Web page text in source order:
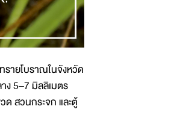
ายโบราณในจังหวัด
ง 5–7 มิลลิเมตร
สวนกระจก และตู้